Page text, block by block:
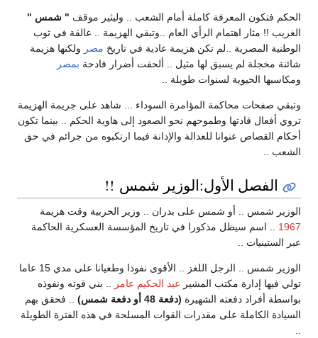
الحكم فتكون المعرفة كاملة أمام الشعب .. وليثير موقف " شمس "
الغريب !! مثار اهتمام الرأي العام ..وتبقي الهزيمة .. عالقة في ثوب
الوطنية المصرية ..لم تكن هزيمة عادية في تاريخ مصر ولكنها هزيمة
شائنة مخجلة لم يسبق لها مثيل .. ألحقت أضرار فادحة بمصر
ومكاسبها الحيوية لسنوات طويلة ..
وتبقي صفحات محاكمة المؤامرة السوداء ... شاهد على جريمة الهزيمة
تروي أفعال قادتها وطموحهم نحو الصعود إلى هاوية الحكم .. بينما تكون
أحكام القصاص عنوانا للعدالة والإدانة فيما ارتكبوه من جرائم في حق
الشعب ..
الفصل الأول:الوزير شمس !!
الوزير شمس .. أو شمس على بدران .. وزير الحربية وقت هزيمة
1967 .. اسم سيظل مذكورا في تاريخ المؤسسة العسكرية الحاكمة
عبر الستينيات ..
الوزير شمس .. الرجل اللغز .. الأقوى نفوذا وطغيانا على مدي 15 عاما
تولي فيها إدارة مكتب المشير عبد الحكيم عامر
.. بني قوته ونفوذه
بواسطة أفراد دفعته الشهيرة (دفعة 48 أو دفعة شمس)
.. فحقق بهم
السيادة الكاملة على مقدرات القوات المسلحة في هذه الفترة الطويلة